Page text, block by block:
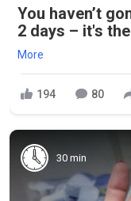
You haven’t
2 days – it's
More
194 80
30 min